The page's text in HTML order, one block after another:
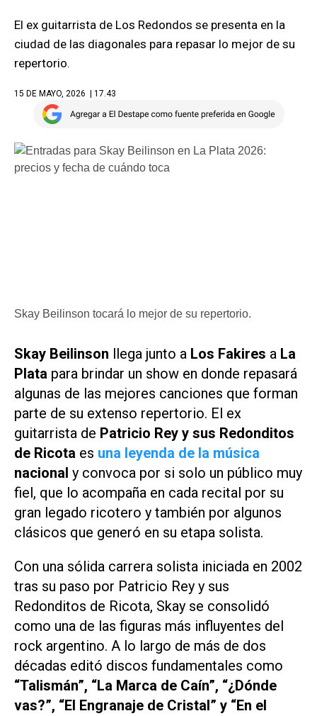
El ex guitarrista de Los Redondos se presenta en la
ciudad de las diagonales para repasar lo mejor de su
repertorio.
15 DE MAYO, 2026 | 17.43
Skay Beilinson tocará lo mejor de su repertorio.
Skay Beilinson llega junto a Los Fakires a La
Plata para brindar un show en donde repasará
algunas de las mejores canciones que forman
parte de su extenso repertorio. El ex
guitarrista de Patricio Rey y sus Redonditos
de Ricota es una leyenda de la música
nacional y convoca por si solo un público muy
fiel, que lo acompaña en cada recital por su
gran legado ricotero y también por algunos
clásicos que generó en su etapa solista.
Con una sólida carrera solista iniciada en 2002
tras su paso por Patricio Rey y sus
Redonditos de Ricota, Skay se consolidó
como una de las figuras más influyentes del
rock argentino. A lo largo de más de dos
décadas editó discos fundamentales como
“Talismán”, “La Marca de Caín”, “¿Dónde
vas?”, “El Engranaje de Cristal” y “En el